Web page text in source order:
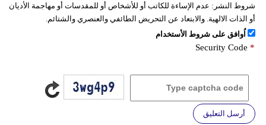
شروط النشر: عدم الإساءة للكاتب أو للأشخاص أو للمقدسات أو مهاجمة الأديان
أو الذات الالهية. والابتعاد عن التحريض الطائفي والعنصري والشتائم.
اُوافق على شروط الأستخدام
Security Code *
أرسل التعليق